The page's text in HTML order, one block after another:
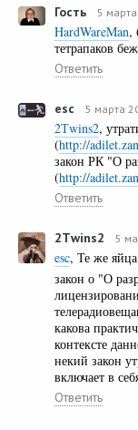
Гость 5
HardWareMan,
тетрапаков
Ответить
esc 5 марта
2Тwins2,
(http://
закон РК "О
(http://
Ответить
2Тwins2 5
esc, Те же
закон о "О
какова
контексте
некий закон
включает в
Ответить